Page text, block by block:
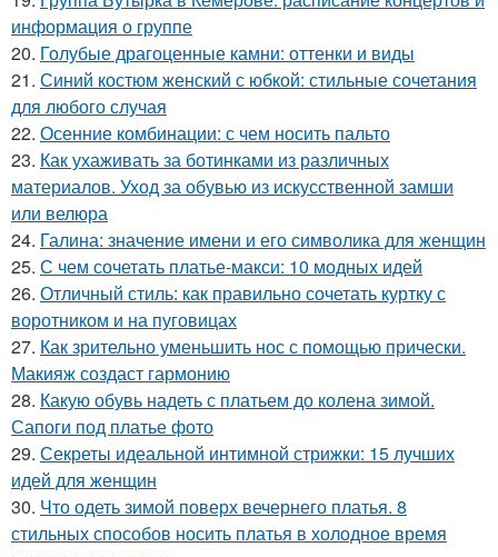
информация о группе
20. Голубые драгоценные камни: оттенки и виды
21. Синий костюм женский с юбкой: стильные сочетания
для любого случая
22. Осенние комбинации: с чем носить пальто
23. Как ухаживать за ботинками из различных
материалов. Уход за обувью из искусственной замши
или велюра
24. Галина: значение имени и его символика для женщин
25. С чем сочетать платье-макси: 10 модных идей
26. Отличный стиль: как правильно сочетать куртку с
воротником и на пуговицах
27. Как зрительно уменьшить нос с помощью прически.
Макияж создаст гармонию
28. Какую обувь надеть с платьем до колена зимой.
Сапоги под платье фото
29. Секреты идеальной интимной стрижки: 15 лучших
идей для женщин
30. Что одеть зимой поверх вечернего платья. 8
стильных способов носить платья в холодное время